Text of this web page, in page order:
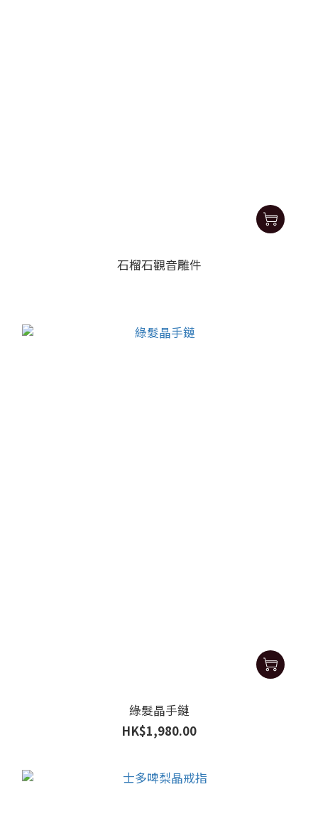
石榴石觀音雕件
綠髮晶手鏈
HK$1,980.00